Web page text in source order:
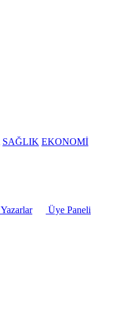
SAĞLIK EKONOMİ
Yazarlar
Üye Paneli